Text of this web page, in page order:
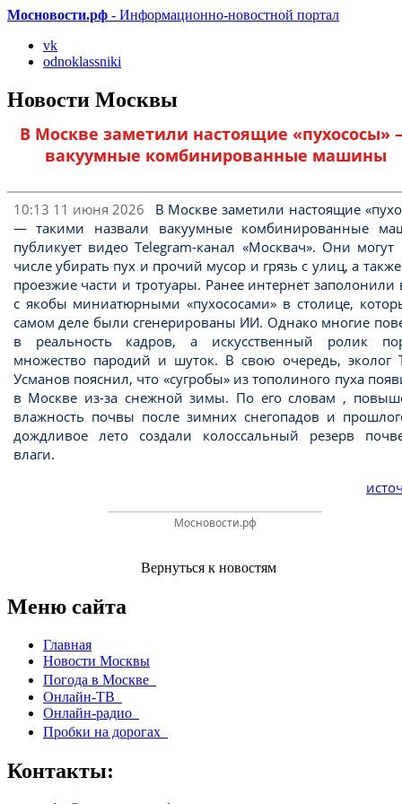
Мосновости.рф - Информационно-новостной портал
vk
odnoklassniki
Новости Москвы
В Москве заметили настоящие «пухососы»
вакуумные комбинированные машины
10:13 11 июня 2026
В Москве заметили настоящие
— такими назвали вакуумные комбинированные
публикует видео Telegram-канал «Москвач». Они
числе убирать пух и прочий мусор и грязь с улиц, а
проезжие части и тротуары. Ранее интернет заполонили
с якобы миниатюрными «пухососами» в столице,
самом деле были сгенерированы ИИ. Однако многие
в реальность кадров, а искусственный ролик
множество пародий и шуток. В свою очередь, эколог
Усманов пояснил, что «сугробы» из тополиного пуха
в Москве из-за снежной зимы. По его словам ,
влажность почвы после зимних снегопадов и
дождливое лето создали колоссальный резерв
влаги.
Мосновости.рф
Вернуться к новостям
Меню сайта
Главная
Новости Москвы
Погода в Москве
Онлайн-ТВ
Онлайн-радио
Пробки на дорогах
Контакты: